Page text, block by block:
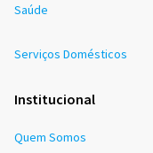
Saúde
Serviços Domésticos
Institucional
Quem Somos